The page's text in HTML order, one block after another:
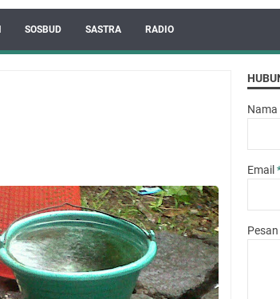
SOSBUD SASTRA RADIO
Nama
Email
Pesan